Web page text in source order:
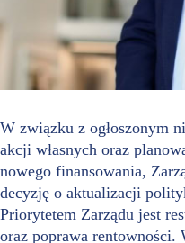
W związku z ogłoszonym
akcji własnych oraz
nowego finansowania,
decyzję o aktualizacji
Priorytetem Zarządu jest
oraz poprawa rentowności.